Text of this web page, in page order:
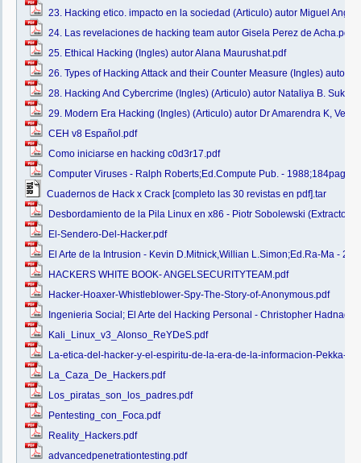
23. Hacking etico. impacto en la sociedad (Articulo) autor Miguel Angel
24. Las revelaciones de hacking team autor Gisela Perez de Acha.pdf
25. Ethical Hacking (Ingles) autor Alana Maurushat.pdf
26. Types of Hacking Attack and their Counter Measure (Ingles) autor
28. Hacking And Cybercrime (Ingles) (Articulo) autor Nataliya B.
29. Modern Era Hacking (Ingles) (Articulo) autor Dr Amarendra K,
CEH v8 Español.pdf
Como iniciarse en hacking c0d3r17.pdf
Computer Viruses - Ralph Roberts;Ed.Compute Pub. - 1988;184pags.
Cuadernos de Hack x Crack [completo las 30 revistas en pdf].tar
Desbordamiento de la Pila Linux en x86 - Piotr Sobolewski (Extracto
El-Sendero-Del-Hacker.pdf
El Arte de la Intrusion - Kevin D.Mitnick,Willian L.Simon;Ed.Ra-Ma -
HACKERS WHITE BOOK- ANGELSECURITYTEAM.pdf
Hacker-Hoaxer-Whistleblower-Spy-The-Story-of-Anonymous.pdf
Ingenieria Social; El Arte del Hacking Personal - Christopher
Kali_Linux_v3_Alonso_ReYDeS.pdf
La-etica-del-hacker-y-el-espiritu-de-la-era-de-la-informacion-Pekka-
La_Caza_De_Hackers.pdf
Los_piratas_son_los_padres.pdf
Pentesting_con_Foca.pdf
Reality_Hackers.pdf
advancedpenetrationtesting.pdf